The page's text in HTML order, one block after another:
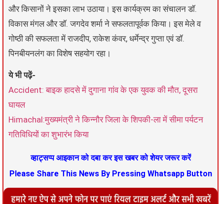
और किसानों ने इसका लाभ उठाया। इस कार्यक्रम का संचालन डॉ.
विकास मंगल और डॉ. जगदेव शर्मा ने सफलतापूर्वक किया। इस मेले व
गोष्ठी की सफलता में राजदीप, राकेश कंवर, धर्मेन्द्र गुप्ता एवं डॉ.
पिनबीयनलंग का विशेष सहयोग रहा।
ये भी पढ़ें-
Accident: बाइक हादसे में दुगाना गांव के एक युवक की मौत, दूसरा
घायल
Himachal:मुख्यमंत्री ने किन्नौर जिला के शिपकी-ला में सीमा पर्यटन
गतिविधियों का शुभारंभ किया
व्हाट्सप्प आइकान को दबा कर इस खबर को शेयर जरूर करें
Please Share This News By Pressing Whatsapp Button